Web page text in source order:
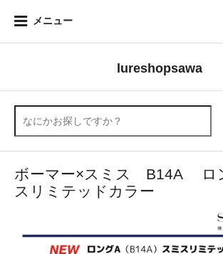
メニュー
lureshopsawa
ボーマー×スミス B14A ロ
スリミテッドカラー